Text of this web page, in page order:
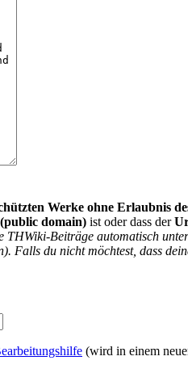
Werke ohne Erlaubnis
(public domain) ist oder dass der
THWiki-Beiträge automatisch
Falls du nicht möchtest, dass
(wird in einem